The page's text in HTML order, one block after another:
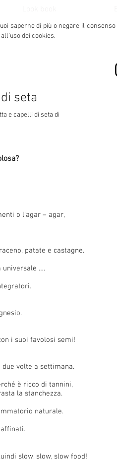
saperne di più o negare il consenso
dei cookies.
seta
e capelli di seta di
o l’agar – agar,
patate e castagne.
universale ….
i suoi favolosi semi!
volte a settimana.
è ricco di tannini,
la stanchezza.
naturale.
slow, slow, slow food!​